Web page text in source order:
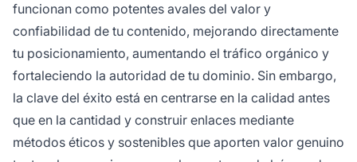
funcionan como potentes avales del valor y
confiabilidad de tu contenido, mejorando directamente
tu posicionamiento, aumentando el tráfico orgánico y
fortaleciendo la autoridad de tu dominio. Sin embargo,
la clave del éxito está en centrarse en la calidad antes
que en la cantidad y construir enlaces mediante
métodos éticos y sostenibles que aporten valor genuino